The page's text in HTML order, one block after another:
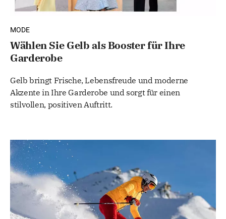
MODE
Wählen Sie Gelb als Booster für Ihre
Garderobe
Gelb bringt Frische, Lebensfreude und moderne
Akzente in Ihre Garderobe und sorgt für einen
stilvollen, positiven Auftritt.